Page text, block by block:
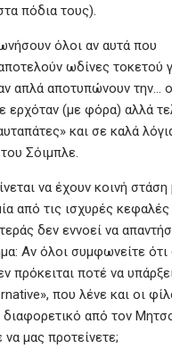
πόδια τους).
όλοι αν αυτά που
ωδίνες τοκετού
απλά αποτυπώνουν την…
ερχόταν (με φόρα) αλλά
και σε καλά
Σόιμπλε.
να έχουν κοινή
από τις ισχυρές
δεν εννοεί να
Αν όλοι συμφωνείτε ότι
πρόκειται ποτέ να
που λένε και οι
διαφορετικό από τον
μας προτείνετε;